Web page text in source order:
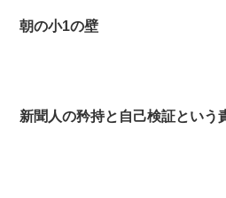
朝の小1の壁
新聞人の矜持と自己検証という